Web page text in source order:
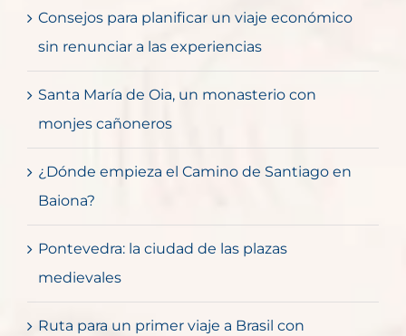
Consejos para planificar un viaje económico
sin renunciar a las experiencias
Santa María de Oia, un monasterio con
monjes cañoneros
¿Dónde empieza el Camino de Santiago en
Baiona?
Pontevedra: la ciudad de las plazas
medievales
Ruta para un primer viaje a Brasil con